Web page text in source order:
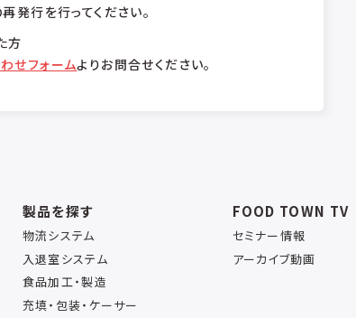
発行を行ってください。
方
せフォームよりお問合せください。
製品を探す
物流システム
入退室システム
食品加工・製造
充填・包装・ケーサー
FOOD TOWN TV
セミナー情報
アーカイブ動画